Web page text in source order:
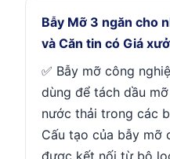
Bẫy Mỡ 3 ngăn cho
và Căn tin có Giá
✅ Bẫy mỡ công
dùng để tách dầu
nước thải trong các
Cấu tạo của bẫy mỡ
được kết nối từ bộ